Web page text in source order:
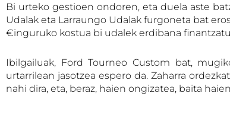
Bi urteko gestioen ondoren, eta duela aste
Udalak eta Larraungo Udalak furgoneta bat
€inguruko kostua bi udalek erdibana
Ibilgailuak, Ford Tourneo Custom bat,
urtarrilean jasotzea espero da. Zaharra
nahi dira, eta, beraz, haien ongizatea, baita